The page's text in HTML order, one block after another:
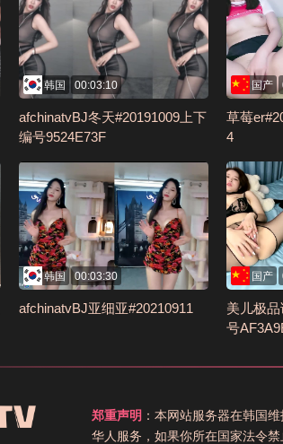
韩国 00:03:10
afchinatvBJ冬天#20191009上下
编号9524E73F
国产
草莓
4
韩国 00:03:30
afchinatvBJ亚细亚#20210911
国产
美儿极
号
郑重声明 ：本网站服务器在韩国
华人服务，如果你所在国家法令